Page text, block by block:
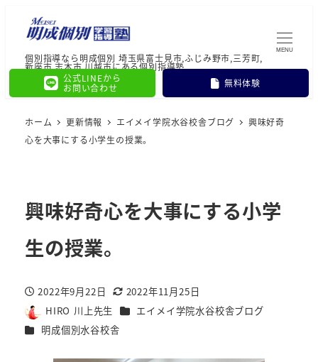
個別指導なら明成個別 埼玉県富士見市,ふじみ野市,三芳町,
新座市,志木市,川越市にある個別指導塾
公式LINEから
お問い合わせ
無料体験
MENU
ホーム 更新情報 エイメイ学院水谷校舎ブログ
興味好奇
心を大事にする小学生の授業。
興味好奇心を大事にする小学
生の授業。
投稿日
2022年9月22日
更新日
2022年11月25日
著
者
HIRO 川上先生 カテゴリー
エイメイ学院水谷校舎ブログ
カテゴリー
明成個別水谷校舎